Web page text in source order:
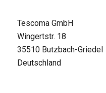
Tescoma GmbH
Wingertstr. 18
35510 Butzbach-Griedel
Deutschland